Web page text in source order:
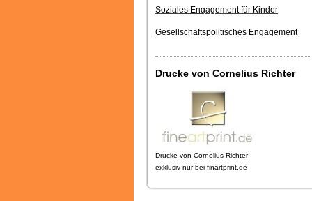
Soziales Engagement für Kinder
Gesellschaftspolitisches Engagement
Drucke von Cornelius Richter
Drucke von Cornelius Richter
exklusiv nur bei finartprint.de